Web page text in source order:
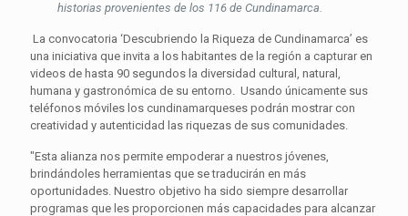
historias provenientes de los 116 de Cundinamarca.
La convocatoria ‘Descubriendo la Riqueza de Cundinamarca’ es
una iniciativa que invita a los habitantes de la región a capturar en
videos de hasta 90 segundos la diversidad cultural, natural,
humana y gastronómica de su entorno. Usando únicamente sus
teléfonos móviles los cundinamarqueses podrán mostrar con
creatividad y autenticidad las riquezas de sus comunidades.
"Esta alianza nos permite empoderar a nuestros jóvenes,
brindándoles herramientas que se traducirán en más
oportunidades. Nuestro objetivo ha sido siempre desarrollar
programas que les proporcionen más capacidades para alcanzar